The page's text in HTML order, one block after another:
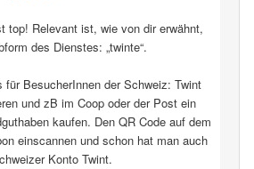
top! Relevant ist, wie von dir erwähnt,
des Dienstes: „twinte“.
für BesucherInnen der Schweiz: Twint
und zB im Coop oder der Post ein
kaufen. Den QR Code auf dem
einscannen und schon hat man auch
Konto Twint.